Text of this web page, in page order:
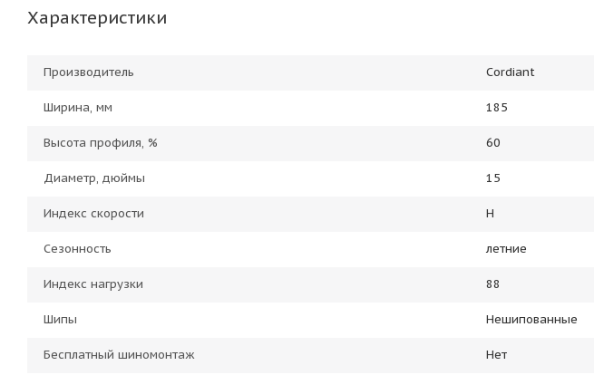
Характеристики
Производитель Cordiant
Ширина, мм 185
Высота профиля, % 60
Диаметр, дюймы 15
Индекс скорости H
Сезонность летние
Индекс нагрузки 88
Шипы Нешипованные
Бесплатный шиномонтаж Нет